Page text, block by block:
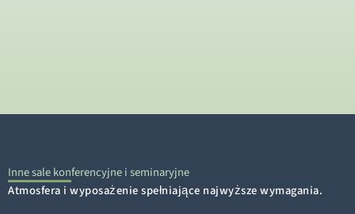
Inne sale konferencyjne i seminaryjne
Atmosfera i wyposażenie spełniające najwyższe wymagania.